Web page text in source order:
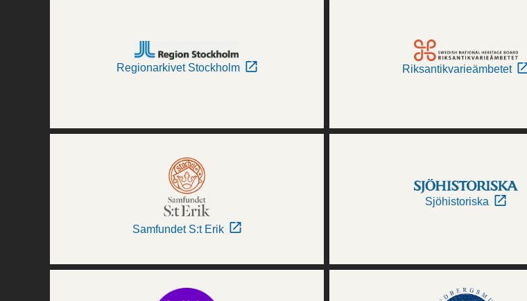
Regionarkivet Stockholm Riksantikvarieämbetet
Samfundet S:t Erik
Sjöhistoriska